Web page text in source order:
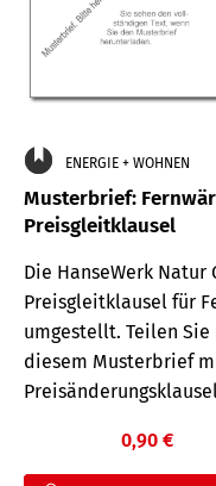
ENERGIE + WOHNEN
Musterbrief:
Preisgleitklausel
Die HanseWerk Natur
Preisgleitklausel für
umgestellt. Teilen Sie
diesem Musterbrief
0,90 €